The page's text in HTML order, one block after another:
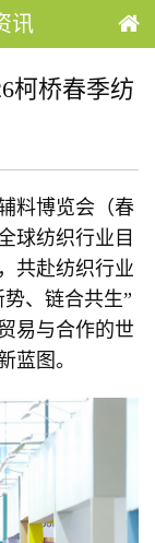
讯
柯桥春季纺
料博览会（春
球纺织行业目
共赴纺织行业
、链合共生”
易与合作的世
蓝图。